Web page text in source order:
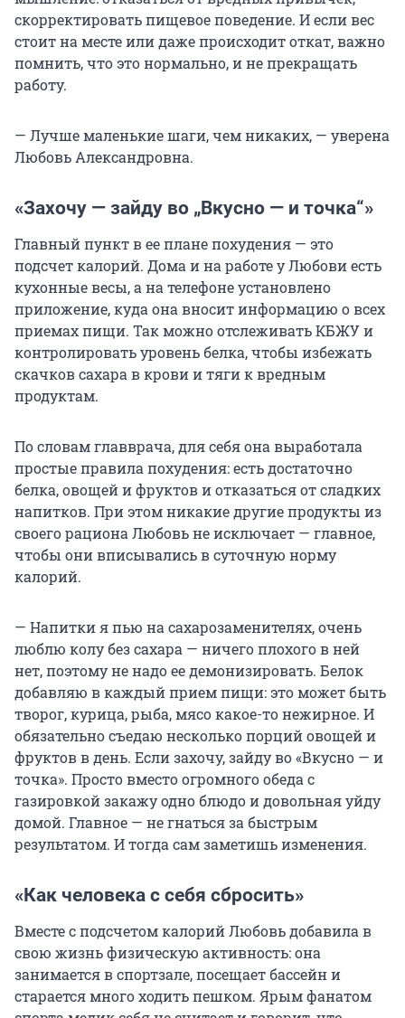
скорректировать пищевое поведение. И если вес
стоит на месте или даже происходит откат, важно
помнить, что это нормально, и не прекращать
работу.
— Лучше маленькие шаги, чем никаких, — уверена
Любовь Александровна.
«Захочу — зайду во „Вкусно — и точка“»
Главный пункт в ее плане похудения — это
подсчет калорий. Дома и на работе у Любови есть
кухонные весы, а на телефоне установлено
приложение, куда она вносит информацию о всех
приемах пищи. Так можно отслеживать КБЖУ и
контролировать уровень белка, чтобы избежать
скачков сахара в крови и тяги к вредным
продуктам.
По словам главврача, для себя она выработала
простые правила похудения: есть достаточно
белка, овощей и фруктов и отказаться от сладких
напитков. При этом никакие другие продукты из
своего рациона Любовь не исключает — главное,
чтобы они вписывались в суточную норму
калорий.
— Напитки я пью на сахарозаменителях, очень
люблю колу без сахара — ничего плохого в ней
нет, поэтому не надо ее демонизировать. Белок
добавляю в каждый прием пищи: это может быть
творог, курица, рыба, мясо какое-то нежирное. И
обязательно съедаю несколько порций овощей и
фруктов в день. Если захочу, зайду во «Вкусно — и
точка». Просто вместо огромного обеда с
газировкой закажу одно блюдо и довольная уйду
домой. Главное — не гнаться за быстрым
результатом. И тогда сам заметишь изменения.
«Как человека с себя сбросить»
Вместе с подсчетом калорий Любовь добавила в
свою жизнь физическую активность: она
занимается в спортзале, посещает бассейн и
старается много ходить пешком. Ярым фанатом